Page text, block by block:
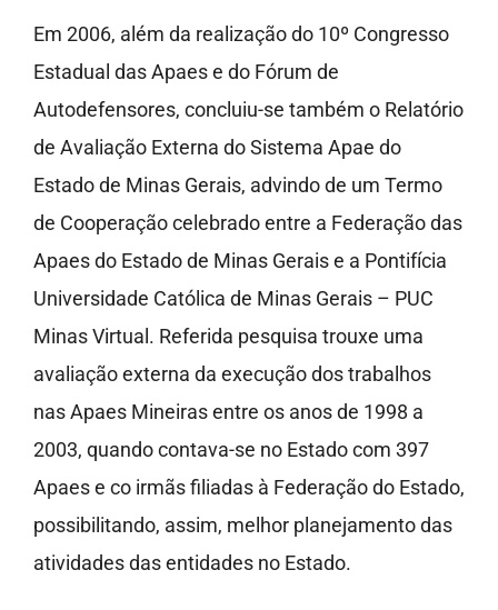
Em 2006, além da realização do 10º Congresso
Estadual das Apaes e do Fórum de
Autodefensores, concluiu-se também o Relatório
de Avaliação Externa do Sistema Apae do
Estado de Minas Gerais, advindo de um Termo
de Cooperação celebrado entre a Federação das
Apaes do Estado de Minas Gerais e a Pontifícia
Universidade Católica de Minas Gerais – PUC
Minas Virtual. Referida pesquisa trouxe uma
avaliação externa da execução dos trabalhos
nas Apaes Mineiras entre os anos de 1998 a
2003, quando contava-se no Estado com 397
Apaes e co irmãs filiadas à Federação do Estado,
possibilitando, assim, melhor planejamento das
atividades das entidades no Estado.